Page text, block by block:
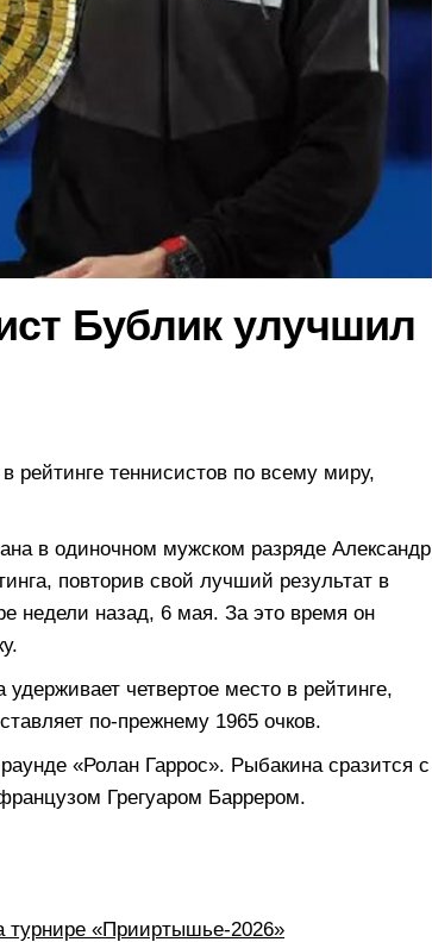
Бублик улучшил
теннисистов по всему миру,
в одиночном мужском разряде Александр
повторив свой лучший результат в
недели назад, 6 мая. За это время он
четвертое место в рейтинге,
по-прежнему 1965 очков.
«Ролан Гаррос». Рыбакина сразится с
Грегуаром Баррером.
«Прииртышье-2026»